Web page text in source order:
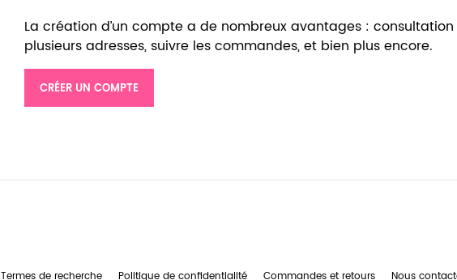
La création d’un compte a de nombreux avantages :
plusieurs adresses, suivre les commandes, et bien plus encore.
CRÉER UN COMPTE
Termes de recherche Politique de confidentialité Commandes et retours Nous